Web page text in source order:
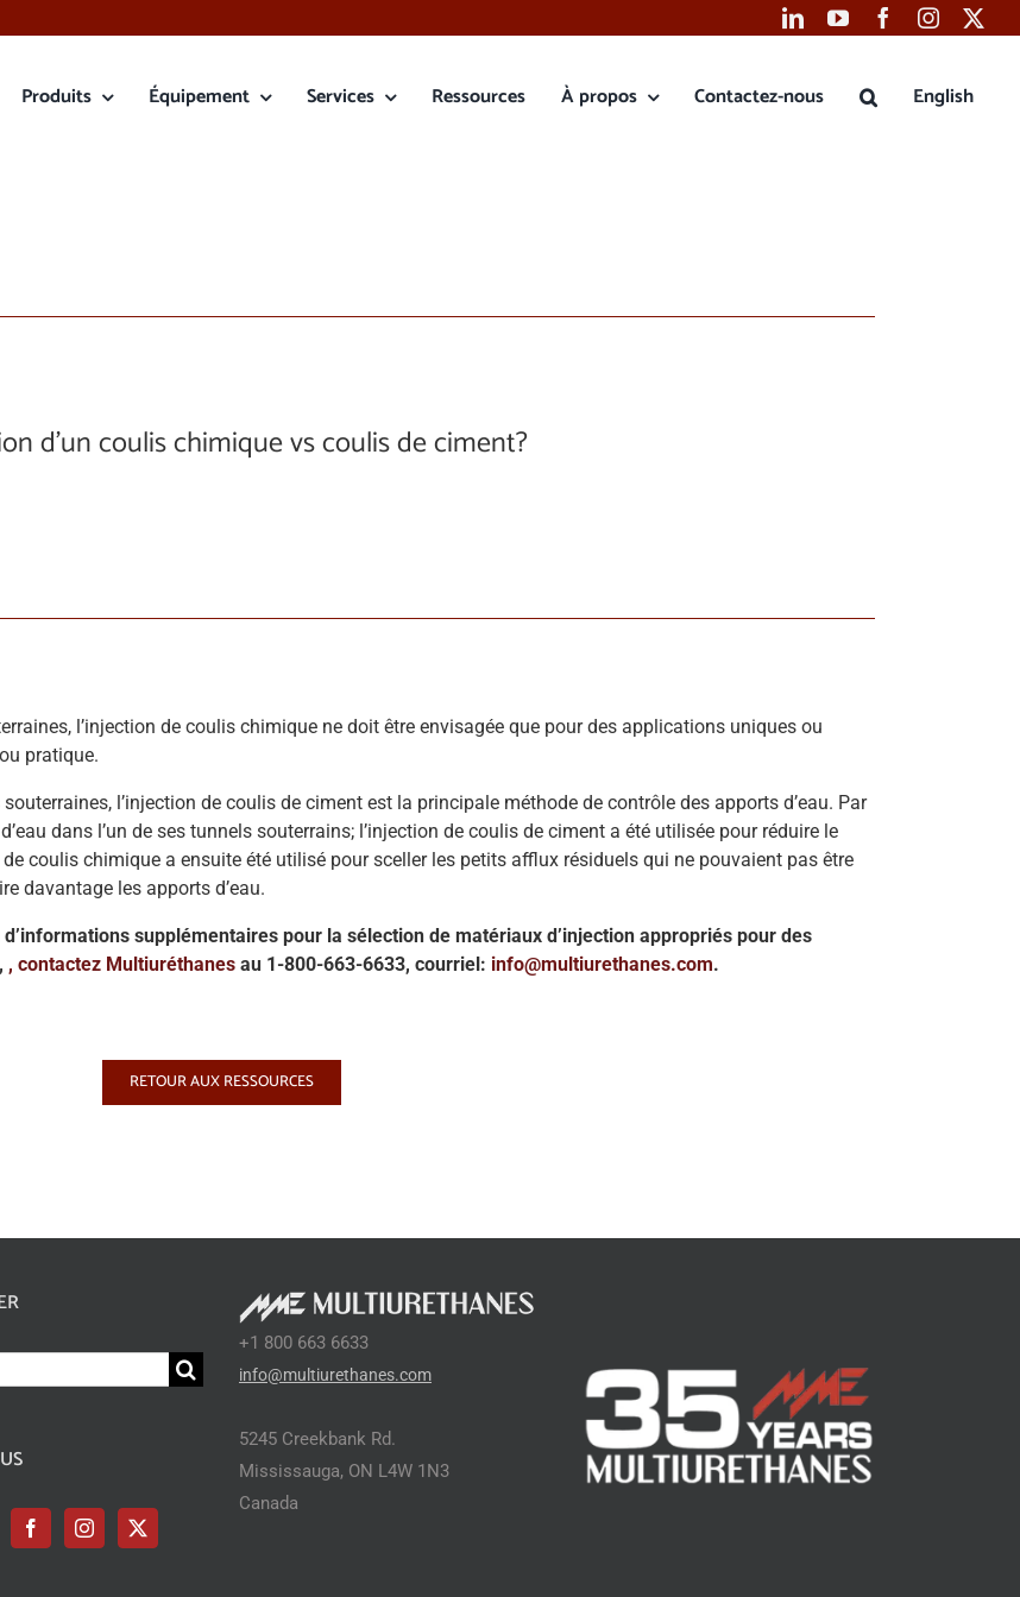
Produits Équipement Services Ressources À propos Contactez-nous English
d’un coulis chimique vs coulis de ciment?
l’injection de coulis chimique ne doit être envisagée que pour des applications uniques ou
pratique.
l’injection de coulis de ciment est la principale méthode de contrôle des apports d’eau. Par
dans l’un de ses tunnels souterrains; l’injection de coulis de ciment a été utilisée pour réduire le
coulis chimique a ensuite été utilisé pour sceller les petits afflux résiduels qui ne pouvaient pas être
davantage les apports d’eau.
supplémentaires pour la sélection de matériaux d’injection appropriés pour des
, contactez Multiuréthanes au 1-800-663-6633, courriel: info@multiurethanes.com.
RETOUR AUX RESSOURCES
+1 800 663 6633
info@multiurethanes.com
5245 Creekbank Rd.
Mississauga, ON L4W 1N3
Canada